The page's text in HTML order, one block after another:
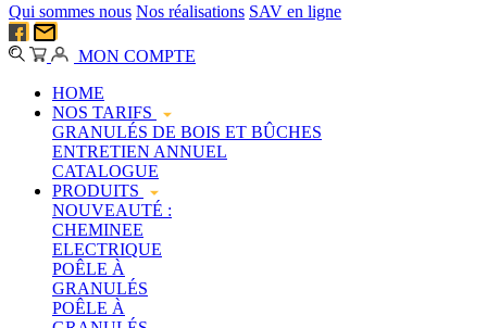
Qui sommes nous Nos réalisations SAV en ligne
MON COMPTE
HOME
NOS TARIFS
GRANULÉS DE BOIS ET BÛCHES
ENTRETIEN ANNUEL
CATALOGUE
PRODUITS
NOUVEAUTÉ :
CHEMINEE
ELECTRIQUE
POÊLE À
GRANULÉS
POÊLE À